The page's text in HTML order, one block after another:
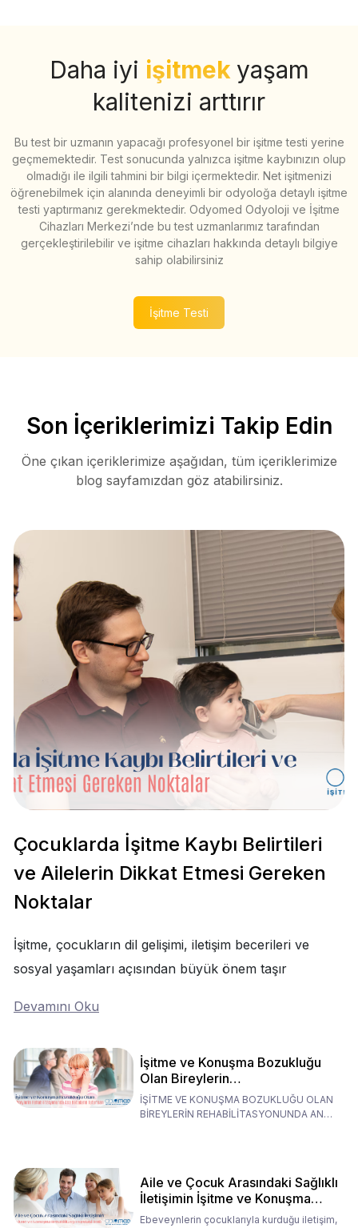
Daha iyi işitmek yaşam
kalitenizi arttırır
Bu test bir uzmanın yapacağı profesyonel bir işitme testi yerine
geçmemektedir. Test sonucunda yalnızca işitme kaybınızın olup
olmadığı ile ilgili tahmini bir bilgi içermektedir. Net işitmenizi
öğrenebilmek için alanında deneyimli bir odyoloğa detaylı işitme
testi yaptırmanız gerekmektedir. Odyomed Odyoloji ve İşitme
Cihazları Merkezi’nde bu test uzmanlarımız tarafından
gerçekleştirilebilir ve işitme cihazları hakkında detaylı bilgiye
sahip olabilirsiniz
İşitme Testi
Son İçeriklerimizi Takip Edin
Öne çıkan içeriklerimize aşağıdan, tüm içeriklerimize
blog sayfamızdan göz atabilirsiniz.
Çocuklarda İşitme Kaybı Belirtileri
ve Ailelerin Dikkat Etmesi Gereken
Noktalar
İşitme, çocukların dil gelişimi, iletişim becerileri ve
sosyal yaşamları açısından büyük önem taşır
Devamını Oku
İşitme ve Konuşma Bozukluğu
Olan Bireylerin
Rehabilitasyonunda Ana
Babaların Tutumları
İŞİTME VE KONUŞMA BOZUKLUĞU OLAN
BİREYLERİN REHABİLİTASYONUNDA ANA
Aile ve Çocuk Arasındaki Sağlıklı
İletişimin İşitme ve Konuşma
Rehabilitasyonundaki Rolü
Ebeveynlerin çocuklarıyla kurduğu iletişim,